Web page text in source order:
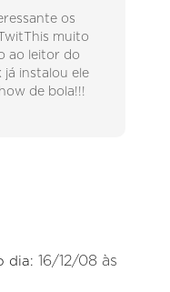
os
muito
ao leitor do
já instalou ele
de bola!!!
dia: 16/12/08 às